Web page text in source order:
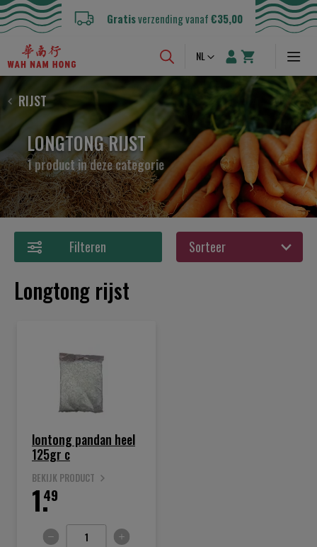
Gratisverzending vanaf€35,00
Taal
NL
RIJST
LONGTONG RIJST
1 product in deze categorie
Filteren
Longtong rijst
lontong pandan heel
125gr c
BEKIJK PRODUCT
49
1.